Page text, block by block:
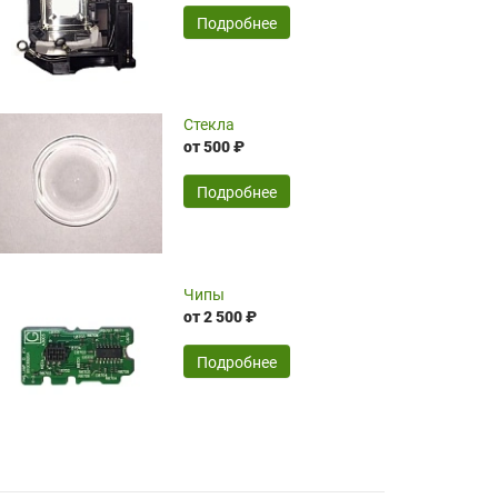
временные затраты по достаточно
оптимизированной стоимости, чему
чрезмерно благодарны!)))
SERGEY FOURSOV,24.04.2026
широкий ассортимент ламп, как оригиналов,
так и аналогов.Быстрое оформление и
передача в доставку, приемлемые цены. Мне
понравилось.
Читать полностью
16.04.2026
Подробнее
Стекла
от 500 ₽
Подробнее
Чипы
от 2 500 ₽
Подробнее